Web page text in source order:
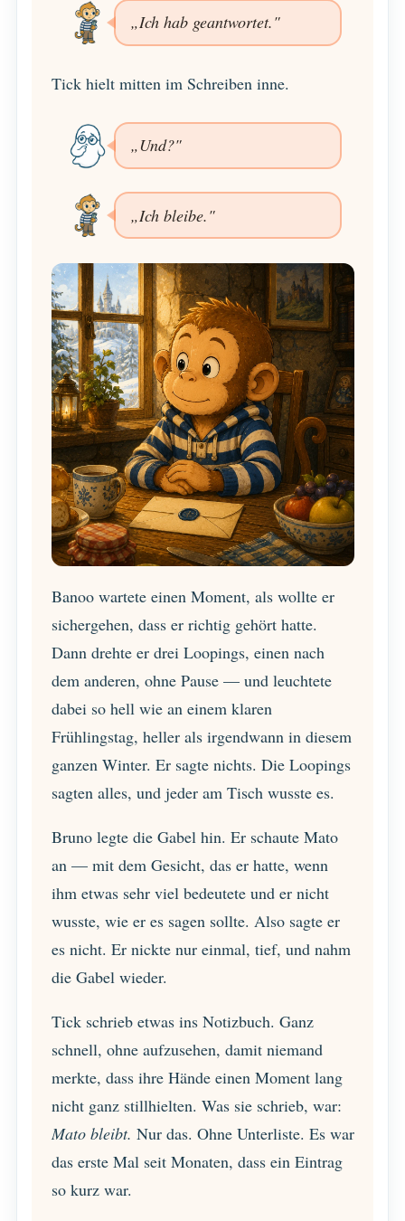
„Ich hab geantwortet."
Tick hielt mitten im Schreiben inne.
„Und?"
„Ich bleibe."
Banoo wartete einen Moment, als wollte er
sichergehen, dass er richtig gehört hatte.
Dann drehte er drei Loopings, einen nach
dem anderen, ohne Pause — und leuchtete
dabei so hell wie an einem klaren
Frühlingstag, heller als irgendwann in diesem
ganzen Winter. Er sagte nichts. Die Loopings
sagten alles, und jeder am Tisch wusste es.
Bruno legte die Gabel hin. Er schaute Mato
an — mit dem Gesicht, das er hatte, wenn
ihm etwas sehr viel bedeutete und er nicht
wusste, wie er es sagen sollte. Also sagte er
es nicht. Er nickte nur einmal, tief, und nahm
die Gabel wieder.
Tick schrieb etwas ins Notizbuch. Ganz
schnell, ohne aufzusehen, damit niemand
merkte, dass ihre Hände einen Moment lang
nicht ganz stillhielten. Was sie schrieb, war:
Mato bleibt. Nur das. Ohne Unterliste. Es war
das erste Mal seit Monaten, dass ein Eintrag
so kurz war.